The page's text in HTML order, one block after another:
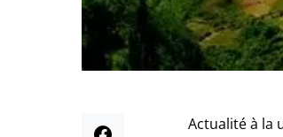
Actualité à la